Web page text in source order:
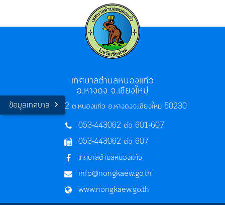
ข้อมูลเทศบาล275 หมู่ 2 ต.หนองแก๋ว อ.หางดงจ.เชียงใหม่ 50230
เทศบาลตำบลหนองแก๋ว
อ.หางดง จ.เชียงใหม่
053-443062 ต่อ 601-607
053-443062 ต่อ 607
เทศบาลตำบลหนองแก๋ว
info@nongkaew.go.th
www.nongkaew.go.th